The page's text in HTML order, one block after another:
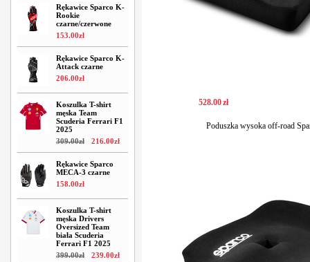
Rękawice Sparco K-
Rookie
czarne/czerwone
153.00zł
Rękawice Sparco K-
Attack czarne
206.00zł
Koszulka T-shirt
męska Team
Scuderia Ferrari F1
2025
309.00zł 216.00zł
Rękawice Sparco
MECA-3 czarne
158.00zł
Koszulka T-shirt
męska Drivers
Oversized Team
biała Scuderia
Ferrari F1 2025
399.00zł 239.00zł
528.00zł
Poduszka wysoka off-road